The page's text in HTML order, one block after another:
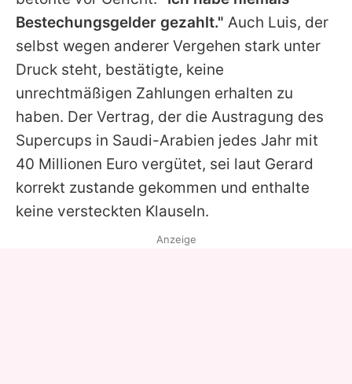
Bestechungsgelder gezahlt." Auch Luis, der
selbst wegen anderer Vergehen stark unter
Druck steht, bestätigte, keine
unrechtmäßigen Zahlungen erhalten zu
haben. Der Vertrag, der die Austragung des
Supercups in Saudi-Arabien jedes Jahr mit
40 Millionen Euro vergütet, sei laut Gerard
korrekt zustande gekommen und enthalte
keine versteckten Klauseln.
Anzeige